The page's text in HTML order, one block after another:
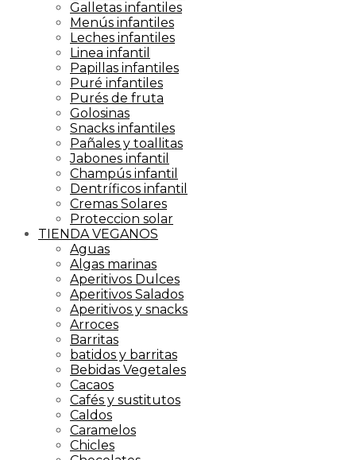
Galletas infantiles
Menús infantiles
Leches infantiles
Linea infantil
Papillas infantiles
Puré infantiles
Purés de fruta
Golosinas
Snacks infantiles
Pañales y toallitas
Jabones infantil
Champús infantil
Dentríficos infantil
Cremas Solares
Proteccion solar
TIENDA VEGANOS
Aguas
Algas marinas
Aperitivos Dulces
Aperitivos Salados
Aperitivos y snacks
Arroces
Barritas
batidos y barritas
Bebidas Vegetales
Cacaos
Cafés y sustitutos
Caldos
Caramelos
Chicles